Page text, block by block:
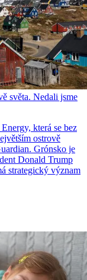
světa. Nedali jsme
která se bez
ostrově
Grónsko je
Donald Trump
strategický význam